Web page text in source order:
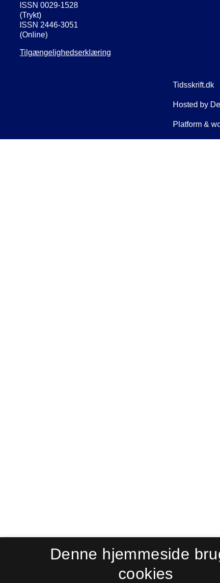
ISSN 0029-1528
(Trykt)
ISSN 2446-3051
(Online)
Tilgængelighedserklæring
Denne hjemmeside
cookies